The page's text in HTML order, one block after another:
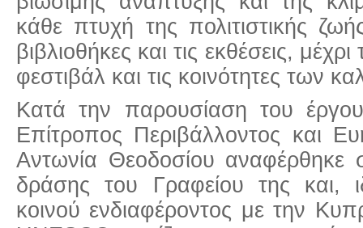
κάθε πτυχή της πολιτιστικής
βιβλιοθήκες και τις εκθέσεις,
φεστιβάλ και τις κοινότητες των
Κατά την παρουσίαση του
Επίτροπος Περιβάλλοντος και
Αντωνία Θεοδοσίου αναφέρθηκε
δράσης του Γραφείου της και,
κοινού ενδιαφέροντος με την